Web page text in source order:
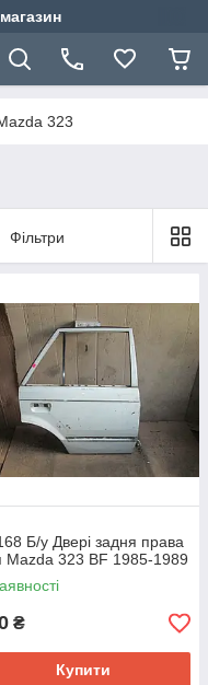
323
Фільтри
Б/у Двері задня права
Mazda 323 BF 1985-1989
₴
Купити